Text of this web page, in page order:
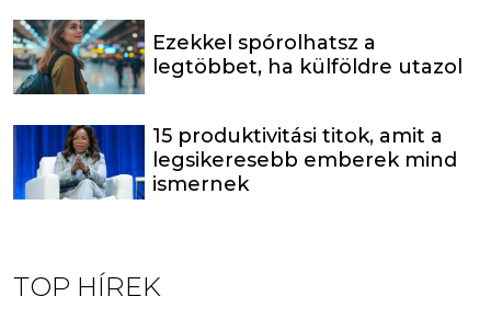
Ezekkel spórolhatsz a
legtöbbet, ha külföldre utazol
15 produktivitási titok, amit a
legsikeresebb emberek mind
ismernek
TOP HÍREK